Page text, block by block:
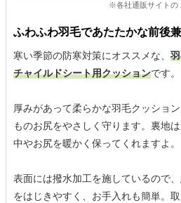
※各社通販サイトの
ふわふわ羽毛であたたかな前後
寒い季節の防寒対策にオススメな、
チャイルドシート用クッションです。
厚みがあって柔らかな羽毛クッショ
ものお尻をやさしく守ります。裏地
中やお尻を暖かく保ってくれますよ。
表面には撥水加工を施しているので
をはじきやすく、お手入れも簡単。